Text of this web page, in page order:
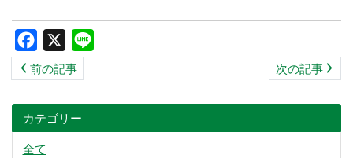
Facebook
前の記事 次の記事
カテゴリー
全て